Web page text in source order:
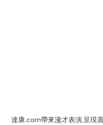
達康.com帶來漫才表演,呈現